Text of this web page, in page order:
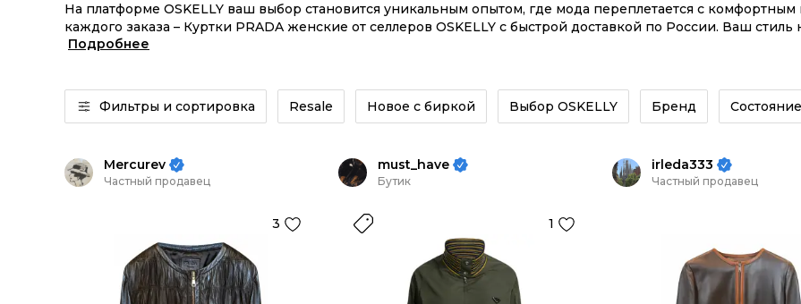
На платформе OSKELLY ваш выбор становится уникальным опытом, где мода переплетается с
каждого заказа – Куртки PRADA женские от селлеров OSKELLY с быстрой доставкой по России. Ваш
Куртки PRADA женские из новых коллекций – заказывайте на сайте или в приложении OSKELLY с целой
Подробнее
Фильтры и сортировка Resale Новое с биркой Выбор OSKELLY Бренд
Mercurev
Частный продавец
3
must_have
Бутик
1
irleda333
Частный продавец